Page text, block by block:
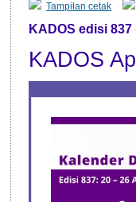
Tampilan cetak
KADOS edisi 837
KADOS